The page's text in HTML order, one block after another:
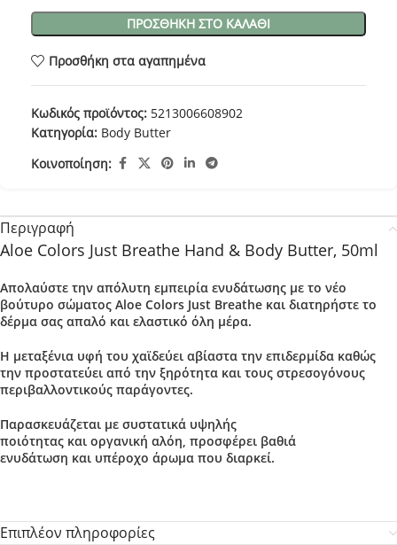
ΠΡΟΣΘΉΚΗ ΣΤΟ ΚΑΛΆΘΙ
Προσθήκη στα αγαπημένα
Κωδικός προϊόντος: 5213006608902
Κατηγορία: Body Butter
Κοινοποίηση:
Περιγραφή
Aloe Colors Just Breathe Hand & Body Butter, 50ml
Απολαύστε την απόλυτη εμπειρία ενυδάτωσης με το νέο
βούτυρο σώματος Aloe Colors Just Breathe και διατηρήστε το
δέρμα σας απαλό και ελαστικό όλη μέρα.
Η μεταξένια υφή του χαϊδεύει αβίαστα την επιδερμίδα καθώς
την προστατεύει από την ξηρότητα και τους στρεσογόνους
περιβαλλοντικούς παράγοντες.
Παρασκευάζεται με συστατικά υψηλής
ποιότητας και οργανική αλόη, προσφέρει βαθιά
ενυδάτωση και υπέροχο άρωμα που διαρκεί.
Επιπλέον πληροφορίες